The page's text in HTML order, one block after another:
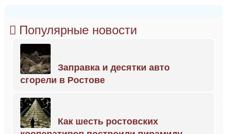
Популярные новости
Заправка и десятки авто
сгорели в Ростове
Как шесть ростовских